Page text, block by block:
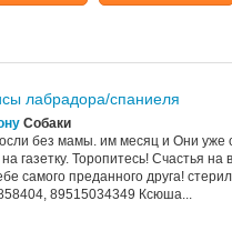
лабрадора/спаниеля
Собаки
без мамы. им месяц и Они уже
газетку. Торопитесь! Счастья
самого преданного друга!
89515034349 Ксюша...